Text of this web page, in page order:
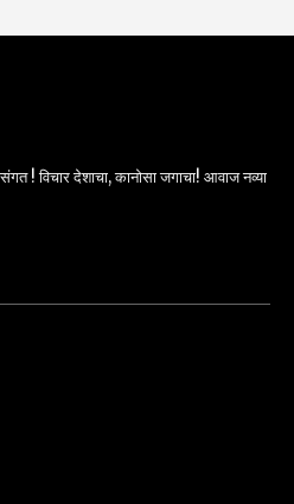
! विचार देशाचा, कानोसा जगाचा! आवाज नव्या